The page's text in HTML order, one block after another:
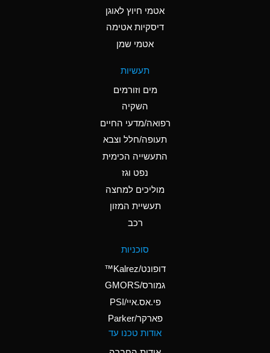
Ammonia Gas (cold)
A
Ammonia Gas (hot)
Ammonium Hydroxide
A
Ammonium Nitrate
Ammonium Nitrite
Ammonium Persulfate
Ammonium Phosphate
A
Ammonium Sulfate
A
אטמי חיוץ לאוגן
דיסקיות אטימה
אטמי שמן
תעשיות
מים וזורמים
השקיה
רפואה/מדעי החיים
תעופה/חלל וצבא
התעשייה הכימית
נפט וגז
מוליכים למחצה
תעשיית המזון
רכב
סוכניות
דופונט/Kalrez™
גמורס/GMORS
פי.אס.איי/PSI
פארקר/Parker
אודות טכנו עד